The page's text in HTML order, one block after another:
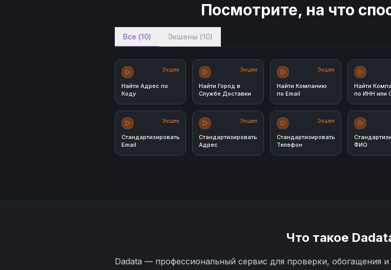
Посмотрите, на что
Все (10) Экшены (10)
Экшен
Найти Адрес по
Коду
Экшен
Найти Город в
Службе Доставки
Экшен
Найти Компанию
по Email
Найти
по ИНН или
Экшен
Стандартизировать
Email
Экшен
Стандартизировать
Адрес
Экшен
Стандартизировать
Телефон
ФИО
Что такое
Dadata — профессиональный сервис для проверки, обогащения